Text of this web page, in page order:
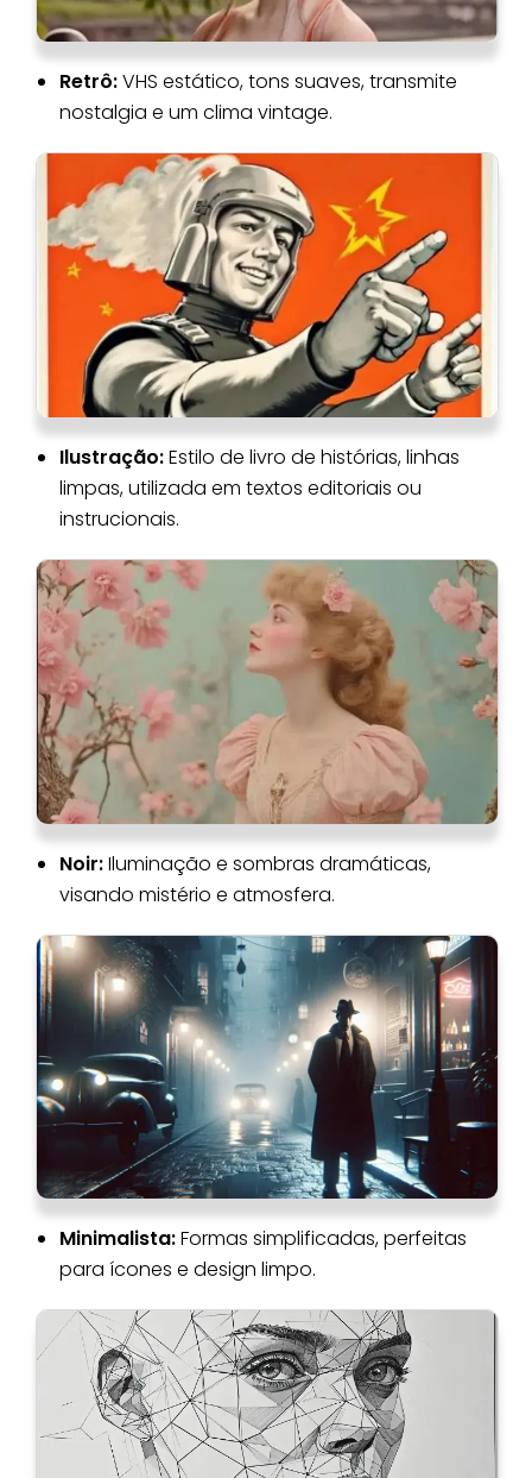
Retrô:VHS estático, tons suaves, transmite
nostalgia e um clima vintage.
Ilustração:Estilo de livro de histórias, linhas
limpas, utilizada em textos editoriais ou
instrucionais.
Noir:Iluminação e sombras dramáticas,
visando mistério e atmosfera.
Minimalista:Formas simplificadas, perfeitas
para ícones e design limpo.